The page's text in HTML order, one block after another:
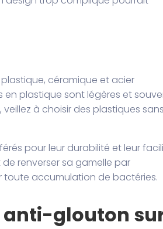
céramique et acier
en plastique sont légères et
à choisir des plastiques
pour leur durabilité et leur
renverser sa gamelle par
toute accumulation de bactéries.
anti-glouton